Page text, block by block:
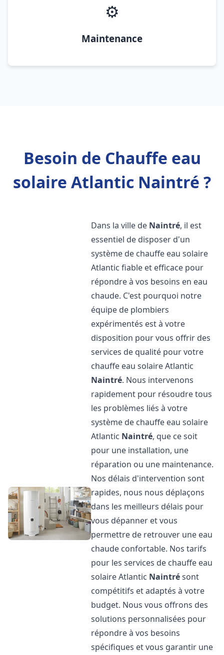
⚙️
Maintenance
Besoin de Chauffe eau
solaire Atlantic Naintré ?
Dans la ville de Naintré, il est
essentiel de disposer d'un
système de chauffe eau solaire
Atlantic fiable et efficace pour
répondre à vos besoins en eau
chaude. C'est pourquoi notre
équipe de plombiers
expérimentés est à votre
disposition pour vous offrir des
services de qualité pour votre
chauffe eau solaire Atlantic
Naintré. Nous intervenons
rapidement pour résoudre tous
les problèmes liés à votre
système de chauffe eau solaire
Atlantic Naintré, que ce soit
pour une installation, une
réparation ou une maintenance.
Nos délais d'intervention sont
rapides, nous nous déplaçons
dans les meilleurs délais pour
vous dépanner et vous
permettre de retrouver une eau
chaude confortable. Nos tarifs
pour les services de chauffe eau
solaire Atlantic Naintrésont
compétitifs et adaptés à votre
budget. Nous vous offrons des
solutions personnalisées pour
répondre à vos besoins
spécifiques et vous garantir une